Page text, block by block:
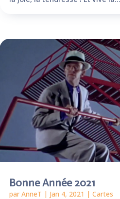
Bonne Année 2021
parAnneT | Jan 4, 2021 | Cartes